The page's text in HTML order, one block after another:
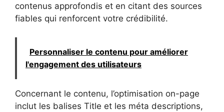
contenus approfondis et en citant des sources
fiables qui renforcent votre crédibilité.
Personnaliser le contenu pour améliorer
l'engagement des utilisateurs
Concernant le contenu, l’optimisation on-page
inclut les balises Title et les méta descriptions,